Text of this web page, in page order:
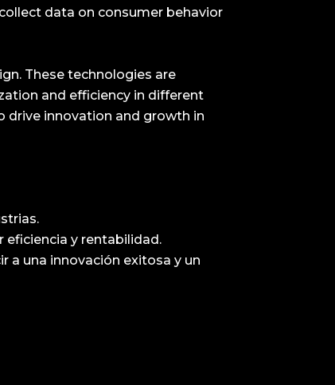
data on consumer behavior
These technologies are
and efficiency in different
innovation and growth in
eficiencia y rentabilidad.
a una innovación exitosa y un